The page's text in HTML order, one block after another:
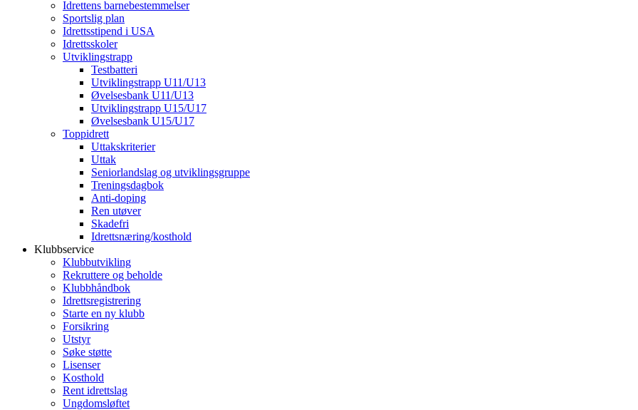
Idrettens barnebestemmelser
Sportslig plan
Idrettsstipend i USA
Idrettsskoler
Utviklingstrapp
Testbatteri
Utviklingstrapp U11/U13
Øvelsesbank U11/U13
Utviklingstrapp U15/U17
Øvelsesbank U15/U17
Toppidrett
Uttakskriterier
Uttak
Seniorlandslag og utviklingsgruppe
Treningsdagbok
Anti-doping
Ren utøver
Skadefri
Idrettsnæring/kosthold
Klubbservice
Klubbutvikling
Rekruttere og beholde
Klubbhåndbok
Idrettsregistrering
Starte en ny klubb
Forsikring
Utstyr
Søke støtte
Lisenser
Kosthold
Rent idrettslag
Ungdomsløftet